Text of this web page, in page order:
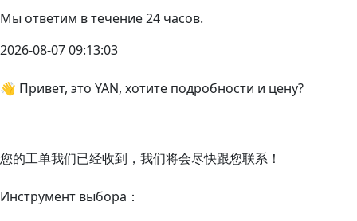
Мы ответим в течение 24 часов.
2026-08-07 09:13:03
👋 Привет, это YAN, хотите подробности и цену?
您的工单我们已经收到，我们将会尽快跟您联系！
Инструмент выбора：